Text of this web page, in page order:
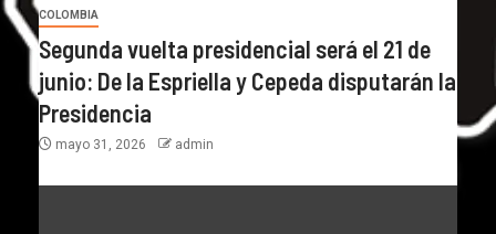
COLOMBIA
Segunda vuelta presidencial será el 21 de
junio: De la Espriella y Cepeda disputarán la
Presidencia
mayo 31, 2026 admin